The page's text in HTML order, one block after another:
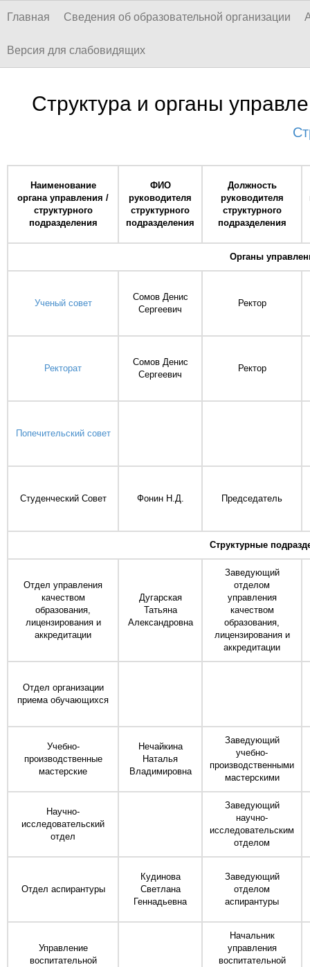
Главная Сведения об образовательной организации
Версия для слабовидящих
Структура и органы
Наименование
органа управления /
структурного
подразделения
ФИО
руководителя
структурного
подразделения
Должность
руководителя
структурного
подразделения
Органы
Ученый совет
Сомов Денис
Сергеевич
Ректор
Ректорат
Сомов Денис
Сергеевич
Ректор
Попечительский совет
Студенческий Совет Фонин Н.Д. Председатель
Структурные
Отдел управления
качеством
образования,
лицензирования и
аккредитации
Дугарская
Татьяна
Александровна
Заведующий
отделом
управления
качеством
образования,
лицензирования и
аккредитации
Отдел организации
приема обучающихся
Учебно-
производственные
мастерские
Нечайкина
Наталья
Владимировна
Заведующий
учебно-
производственными
мастерскими
Научно-
исследовательский
отдел
Заведующий
научно-
исследовательским
отделом
Отдел аспирантуры
Кудинова
Светлана
Геннадьевна
Заведующий
отделом
аспирантуры
Управление
воспитательной
Начальник
управления
воспитательной